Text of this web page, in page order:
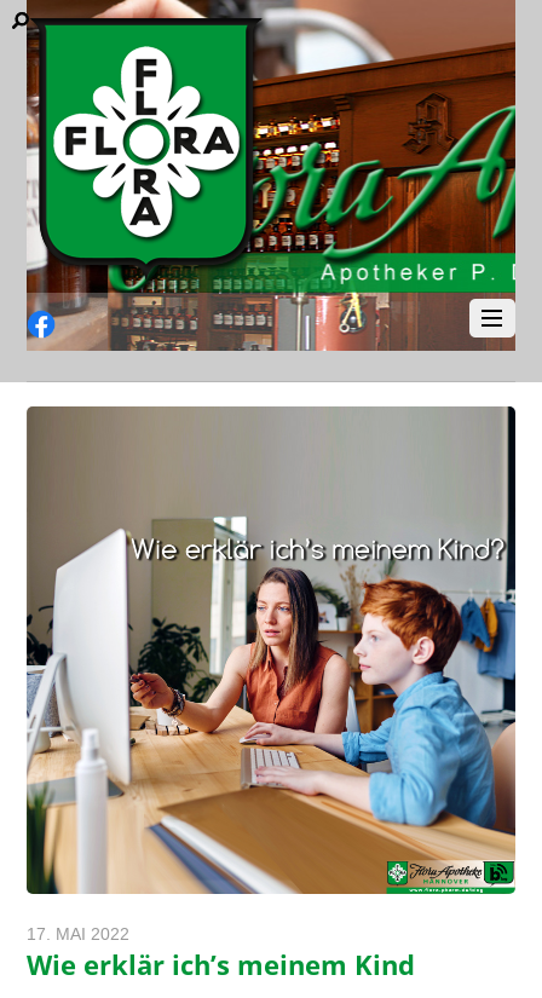
Facebook
17. MAI 2022
Wie erklär ich’s meinem Kind